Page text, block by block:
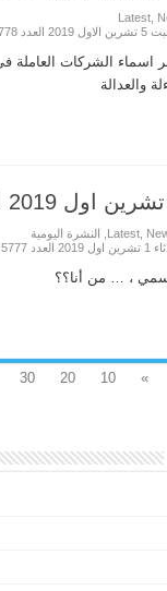
Latest,
مغلقة
اسماء الشركات
والعدالة
Latest,
النشرة اليومية
مغلقة
، … من أنا؟؟
»
10
20
30